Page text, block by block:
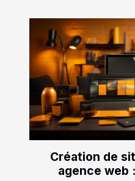
Création de
agence web